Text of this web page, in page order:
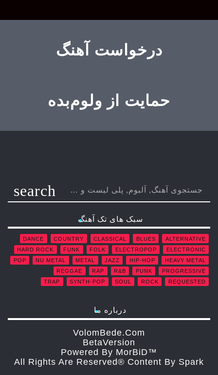
درخواست آهنگ
حمایت از ولوم‌بده
search
سبک های تک آهنگ
ALTERNATIVE
BLUES
CLASSICAL
COUNTRY
DANCE
ELECTRONIC
ELECTROPOP
FOLK
FUNK
HARD ROCK
HEAVY METAL
HIP-HOP
JAZZ
METAL
NU METAL
POP
PROGRESSIVE
PUNK
R&B
RAP
REGGAE
REQUESTED
ROCK
SOUL
SYNTH-POP
TRAP
درباره ما
VolomBede.com
ΒetaVersion
Powered By MorBiD™
All Rights Are Reserved® Content By Spark